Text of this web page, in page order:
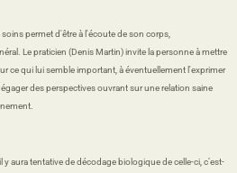
permet d'être à l'écoute de son corps,
Le praticien (Denis Martin) invite la personne à mettre
ce qui lui semble important, à éventuellement l'exprimer
des perspectives ouvrant sur une relation saine
aura tentative de décodage biologique de celle-ci, c’est-